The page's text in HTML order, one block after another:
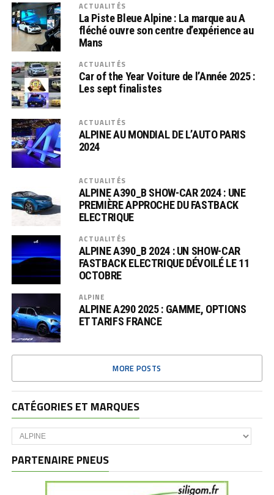
ACTUALITÉS
La Piste Bleue Alpine : La marque au A
fléché ouvre son centre d’expérience au
Mans
ACTUALITÉS
Car of the Year Voiture de l’Année 2025 :
Les sept finalistes
ACTUALITÉS
ALPINE AU MONDIAL DE L’AUTO PARIS
2024
ACTUALITÉS
ALPINE A390_B SHOW-CAR 2024 : UNE
PREMIÈRE APPROCHE DU FASTBACK
ELECTRIQUE
ACTUALITÉS
ALPINE A390_B 2024 : UN SHOW-CAR
FASTBACK ELECTRIQUE DÉVOILÉ LE 11
OCTOBRE
ALPINE
ALPINE A290 2025 : GAMME, OPTIONS
ET TARIFS FRANCE
MORE POSTS
CATÉGORIES ET MARQUES
Catégories
et
PARTENAIRE PNEUS